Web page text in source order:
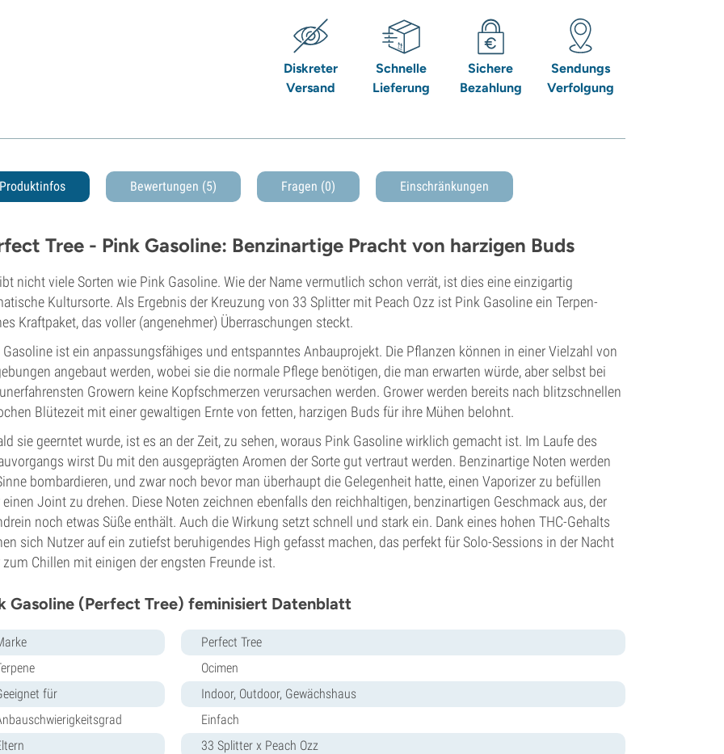
Diskreter
Versand
Schnelle
Lieferung
Sichere
Bezahlung
Sendungs
Verfolgung
Produktinfos Bewertungen (5) Fragen (0) Einschränkungen
Tree - Pink Gasoline: Benzinartige Pracht von harzigen Buds
nicht viele Sorten wie Pink Gasoline. Wie der Name vermutlich schon verrät, ist dies eine einzigartig
Kultursorte. Als Ergebnis der Kreuzung von 33 Splitter mit Peach Ozz ist Pink Gasoline ein Terpen-
Kraftpaket, das voller (angenehmer) Überraschungen steckt.
Gasoline ist ein anpassungsfähiges und entspanntes Anbauprojekt. Die Pflanzen können in einer Vielzahl von
angebaut werden, wobei sie die normale Pflege benötigen, die man erwarten würde, aber selbst bei
Growern keine Kopfschmerzen verursachen werden. Grower werden bereits nach blitzschnellen
Blütezeit mit einer gewaltigen Ernte von fetten, harzigen Buds für ihre Mühen belohnt.
sie geerntet wurde, ist es an der Zeit, zu sehen, woraus Pink Gasoline wirklich gemacht ist. Im Laufe des
wirst Du mit den ausgeprägten Aromen der Sorte gut vertraut werden. Benzinartige Noten werden
bombardieren, und zwar noch bevor man überhaupt die Gelegenheit hatte, einen Vaporizer zu befüllen
einen Joint zu drehen. Diese Noten zeichnen ebenfalls den reichhaltigen, benzinartigen Geschmack aus, der
noch etwas Süße enthält. Auch die Wirkung setzt schnell und stark ein. Dank eines hohen THC-Gehalts
sich Nutzer auf ein zutiefst beruhigendes High gefasst machen, das perfekt für Solo-Sessions in der Nacht
zum Chillen mit einigen der engsten Freunde ist.
Gasoline (Perfect Tree) feminisiert Datenblatt
Perfect Tree
Ocimen
für
Indoor, Outdoor, Gewächshaus
Einfach
33 Splitter x Peach Ozz